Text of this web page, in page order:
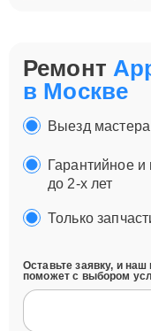
Ремонт
в Москве
Выезд
Гарантийное
до 2-х лет
Только
Оставьте заявку, и
поможет с выбором